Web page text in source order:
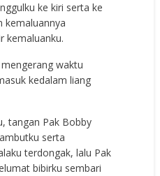
ke kiri serta ke
kemaluannya
kemaluanku.
mengerang waktu
kedalam liang
tangan Pak Bobby
serta
terdongak, lalu Pak
bibirku sembari